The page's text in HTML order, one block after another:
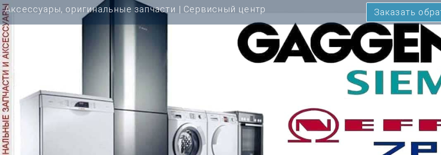
Перейти
к
содержимому
Аксессуары, оригинальные запчасти | Cервисный центр Заказать